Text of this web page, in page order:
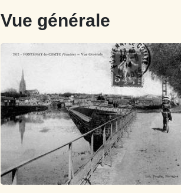
Vue générale